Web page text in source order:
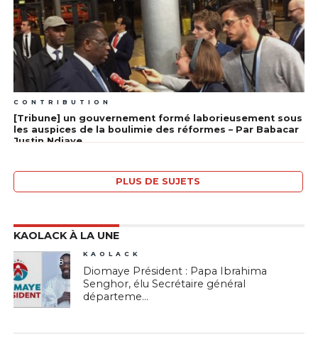
CONTRIBUTION
[Tribune] un gouvernement formé laborieusement sous
les auspices de la boulimie des réformes – Par Babacar
Justin Ndiaye
PLUS DE SUJETS
KAOLACK À LA UNE
8
KAOLACK
Diomaye Président : Papa Ibrahima
Senghor, élu Secrétaire général
départeme...